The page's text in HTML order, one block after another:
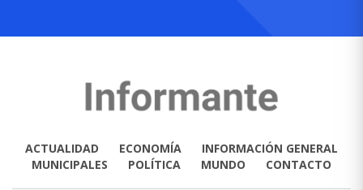
ACTUALIDAD ECONOMÍA
INFORMACIÓN GENERAL
MUNICIPALES
POLÍTICA MUNDO CONTACTO